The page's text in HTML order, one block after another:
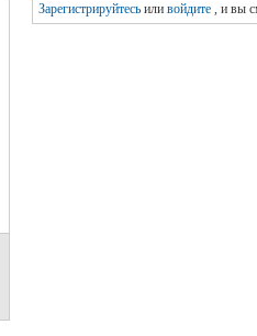
Зарегистрируйтесьили войдите, и вы